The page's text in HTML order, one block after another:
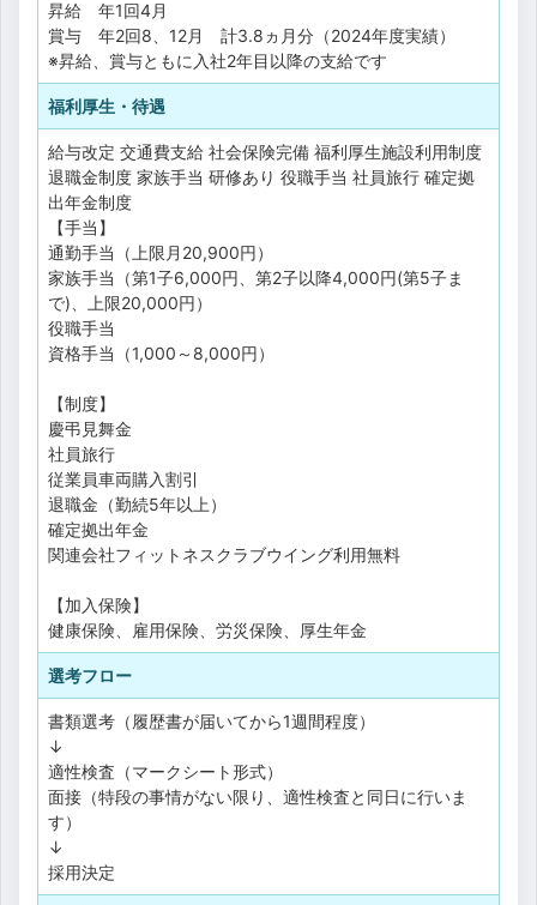
昇給 年1回4月
賞与 年2回8、12月 計3.8ヵ月分（2024年度実績）
※昇給、賞与ともに入社2年目以降の支給です
福利厚生・待遇
給与改定 交通費支給 社会保険完備 福利厚生施設利用制度
退職金制度 家族手当 研修あり 役職手当 社員旅行 確定拠
出年金制度
【手当】
通勤手当（上限月20,900円）
家族手当（第1子6,000円、第2子以降4,000円(第5子ま
で)、上限20,000円）
役職手当
資格手当（1,000～8,000円）
【制度】
慶弔見舞金
社員旅行
従業員車両購入割引
退職金（勤続5年以上）
確定拠出年金
関連会社フィットネスクラブウイング利用無料
【加入保険】
健康保険、雇用保険、労災保険、厚生年金
選考フロー
書類選考（履歴書が届いてから1週間程度）
↓
適性検査（マークシート形式）
面接（特段の事情がない限り、適性検査と同日に行いま
す）
↓
採用決定